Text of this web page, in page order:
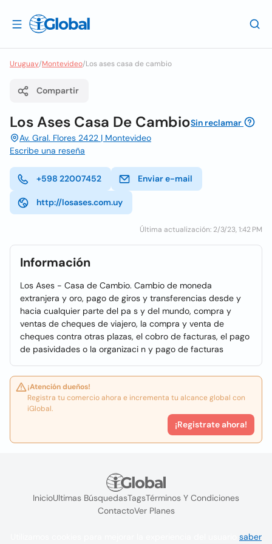
Uruguay/Montevideo/Los ases casa de cambio
Compartir
Los Ases Casa De CambioSin reclamar
Av. Gral. Flores 2422 | Montevideo
Escribe una reseña
+598 22007452 Enviar e-mail
http://losases.com.uy
Última actualización: 2/3/23, 1:42 PM
Información
Los Ases - Casa de Cambio. Cambio de moneda
extranjera y oro, pago de giros y transferencias desde y
hacia cualquier parte del pa s y del mundo, compra y
ventas de cheques de viajero, la compra y venta de
cheques contra otras plazas, el cobro de facturas, el pago
de pasividades o la organizaci n y pago de facturas
¡Atención dueños!
Registra tu comercio ahora e incrementa tu alcance global con
iGlobal.
¡Registrate ahora!
InicioUltimas BúsquedasTagsTérminos Y Condiciones
ContactoVer Planes
saber